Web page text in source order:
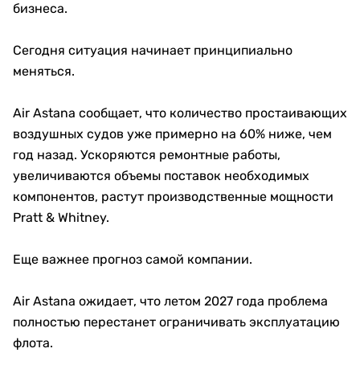
бизнеса.
Сегодня ситуация начинает принципиально
меняться.
Air Astana сообщает, что количество простаивающих
воздушных судов уже примерно на 60% ниже, чем
год назад. Ускоряются ремонтные работы,
увеличиваются объемы поставок необходимых
компонентов, растут производственные мощности
Pratt & Whitney.
Еще важнее прогноз самой компании.
Air Astana ожидает, что летом 2027 года проблема
полностью перестанет ограничивать эксплуатацию
флота.